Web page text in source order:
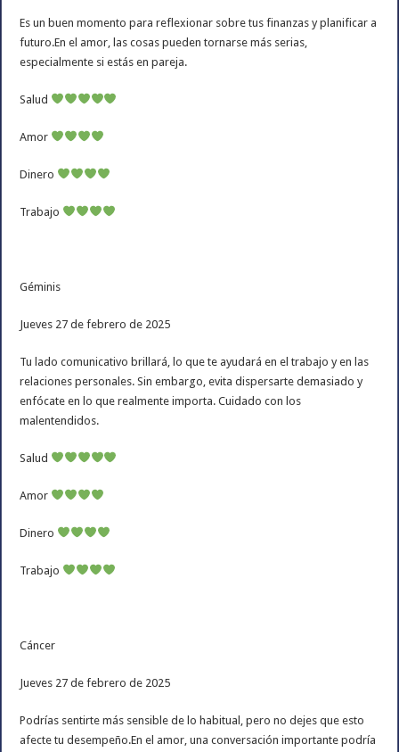
Es un buen momento para reflexionar sobre tus finanzas y planificar a
futuro.En el amor, las cosas pueden tornarse más serias,
especialmente si estás en pareja.
Salud
Amor
Dinero
Trabajo
Géminis
Jueves 27 de febrero de 2025
Tu lado comunicativo brillará, lo que te ayudará en el trabajo y en las
relaciones personales. Sin embargo, evita dispersarte demasiado y
enfócate en lo que realmente importa. Cuidado con los
malentendidos.
Salud
Amor
Dinero
Trabajo
Cáncer
Jueves 27 de febrero de 2025
Podrías sentirte más sensible de lo habitual, pero no dejes que esto
afecte tu desempeño.En el amor, una conversación importante podría